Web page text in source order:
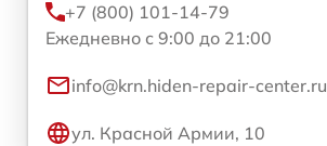
+7 (800) 101-14-79
Ежедневно с 9:00 до 21:00
info@krn.hiden-repair-center.ru
ул. Красной Армии, 10